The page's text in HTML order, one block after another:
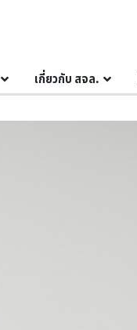
เกี่ยวกับ สจล.